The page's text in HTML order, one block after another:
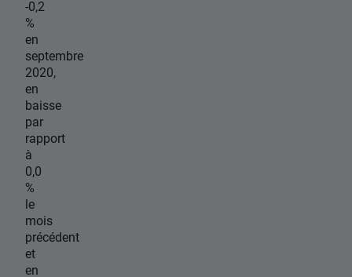
-0,2
%
en
septembre
2020,
en
baisse
par
rapport
à
0,0
%
le
mois
précédent
et
en